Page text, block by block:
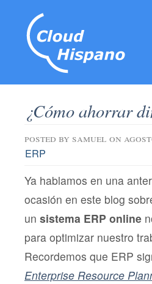
¿Cómo ahorrar
posted by samuel on
ERP
Ya hablamos en una
ocasión en este blog
un sistema ERP online
para optimizar nuestro
Recordemos que ERP
Enterprise Resource